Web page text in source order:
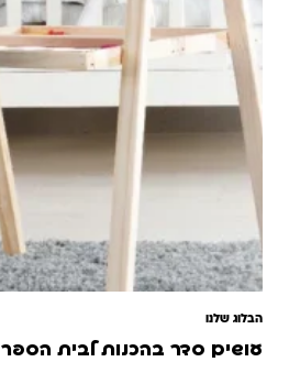
הבלוג שלנו
עושים סדר בהכנות לבית הספר